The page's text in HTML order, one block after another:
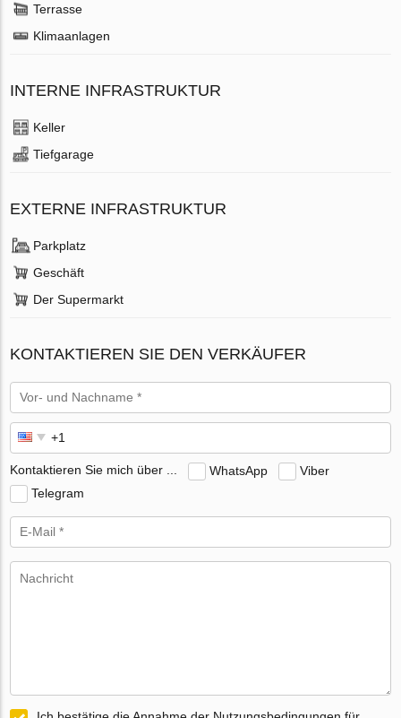
Terrasse
Klimaanlagen
INTERNE INFRASTRUKTUR
Keller
Tiefgarage
EXTERNE INFRASTRUKTUR
Parkplatz
Geschäft
Der Supermarkt
KONTAKTIEREN SIE DEN VERKÄUFER
Kontaktieren Sie mich über ... WhatsApp
Viber
Telegram